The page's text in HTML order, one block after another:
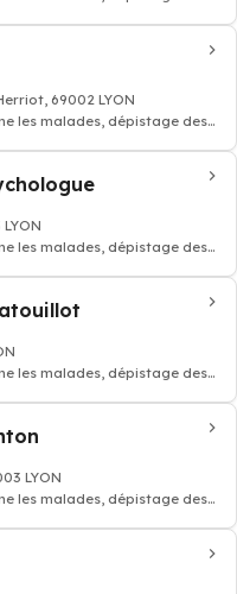
69002 LYON
dépistage des
dépistage des
dépistage des
LYON
dépistage des